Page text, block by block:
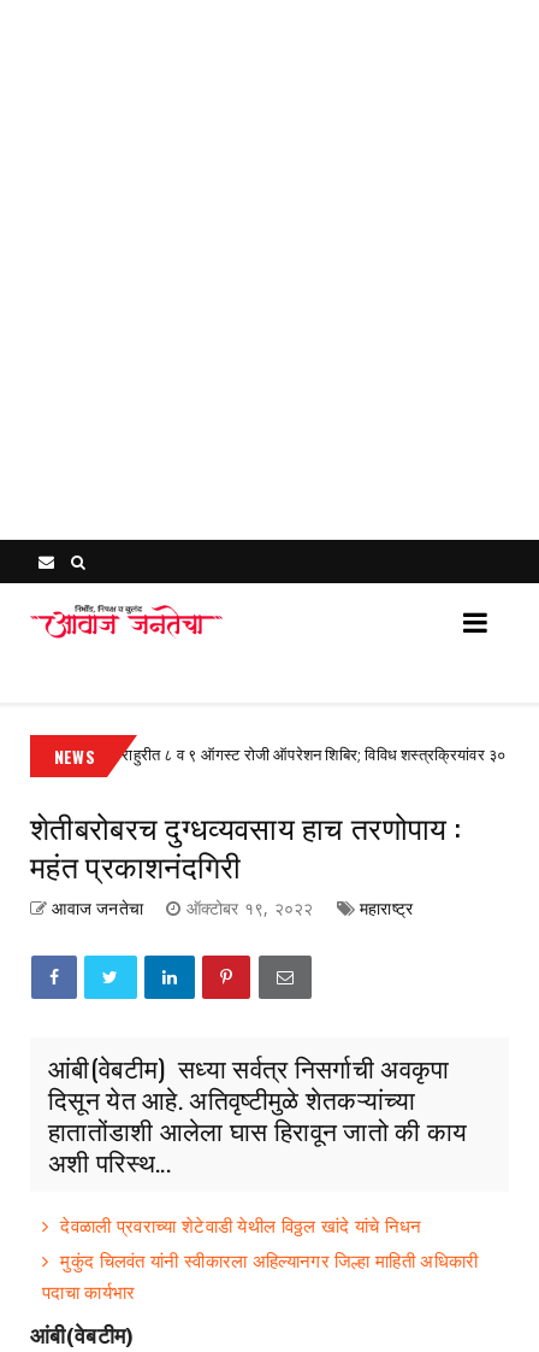
NEWS
राहुरीत ८ व ९ ऑगस्ट रोजी ऑपरेशन शिबिर; विविध शस्त्रक्रियांवर ३० ते ४० टक्के
शेतीबरोबरच दुग्धव्यवसाय हाच तरणोपाय :
महंत प्रकाशनंदगिरी
आवाज जनतेचा ऑक्टोबर १९, २०२२ महाराष्ट्र
आंबी(वेबटीम) सध्या सर्वत्र निसर्गाची अवकृपा
दिसून येत आहे. अतिवृष्टीमुळे शेतकऱ्यांच्या
हातातोंडाशी आलेला घास हिरावून जातो की काय
अशी परिस्थ...
देवळाली प्रवराच्या शेटेवाडी येथील विठ्ठल खांदे यांचे निधन
मुकुंद चिलवंत यांनी स्वीकारला अहिल्यानगर जिल्हा माहिती अधिकारी
पदाचा कार्यभार
आंबी(वेबटीम)